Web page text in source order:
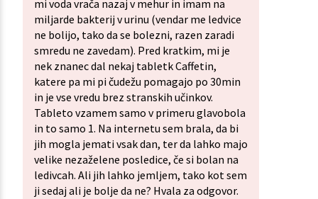
mi voda vrača nazaj v mehur in imam na
miljarde bakterij v urinu (vendar me ledvice
ne bolijo, tako da se bolezni, razen zaradi
smredu ne zavedam). Pred kratkim, mi je
nek znanec dal nekaj tabletk Caffetin,
katere pa mi pi čudežu pomagajo po 30min
in je vse vredu brez stranskih učinkov.
Tableto vzamem samo v primeru glavobola
in to samo 1. Na internetu sem brala, da bi
jih mogla jemati vsak dan, ter da lahko majo
velike nezaželene posledice, če si bolan na
ledivcah. Ali jih lahko jemljem, tako kot sem
ji sedaj ali je bolje da ne? Hvala za odgovor.